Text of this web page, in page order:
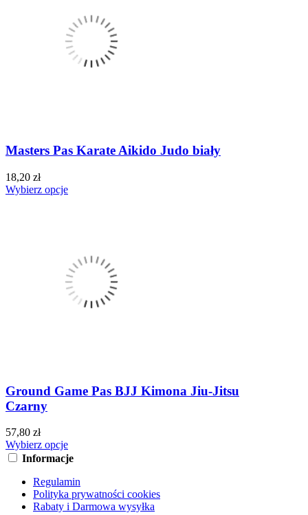
Masters Pas Karate Aikido Judo biały
18,20 zł
Wybierz opcje
Ground Game Pas BJJ Kimona Jiu-Jitsu
Czarny
57,80 zł
Wybierz opcje
Informacje
Regulamin
Polityka prywatności cookies
Rabaty i Darmowa wysyłka